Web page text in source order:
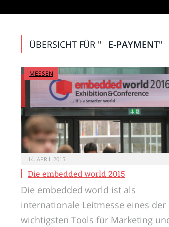
ÜBERSICHT FÜR " E-PAYMENT"
MESSEN
14. APRIL 2015
Die embedded world 2015
Die embedded world ist als
internationale Leitmesse eines der
wichtigsten Tools für Marketing